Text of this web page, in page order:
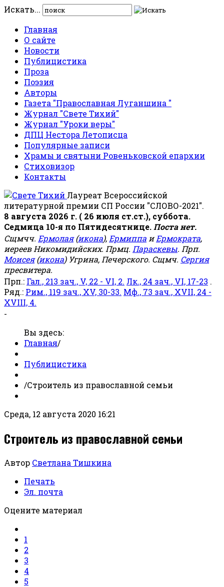
Искать...
Главная
О сайте
Новости
Публицистика
Проза
Поэзия
Авторы
Газета "Православная Луганщина "
Журнал "Свете Тихий"
Журнал "Уроки веры"
ДПЦ Нестора Летописца
Популярные записи
Храмы и святыни Ровеньковской епархии
Стиховизор
Контакты
Лауреат Всероссийской
литературной премии СП России "СЛОВО-2021".
8 августа 2026 г. ( 26 июля ст.ст.), суббота.
Седмица 10-я по Пятидесятнице. Поста нет.
Сщмчч. Ермолая(икона), Ермиппа иЕрмократа,
иереев Никомидийских. Прмц. Параскевы. Прп.
Моисея(икона) Угрина, Печерского. Сщмч. Сергия
пресвитера.
Прп.: Гал., 213 зач., V, 22 - VI, 2. Лк., 24 зач., VI, 17-23 .
Ряд.: Рим., 119 зач., XV, 30-33. Мф., 73 зач., XVII, 24 -
XVIII, 4.
-
Вы здесь:
Главная/
Публицистика
/Строитель из православной семьи
Среда, 12 августа 2020 16:21
Строитель из православной семьи
Автор Светлана Тишкина
Печать
Эл. почта
Оцените материал
1
2
3
4
5